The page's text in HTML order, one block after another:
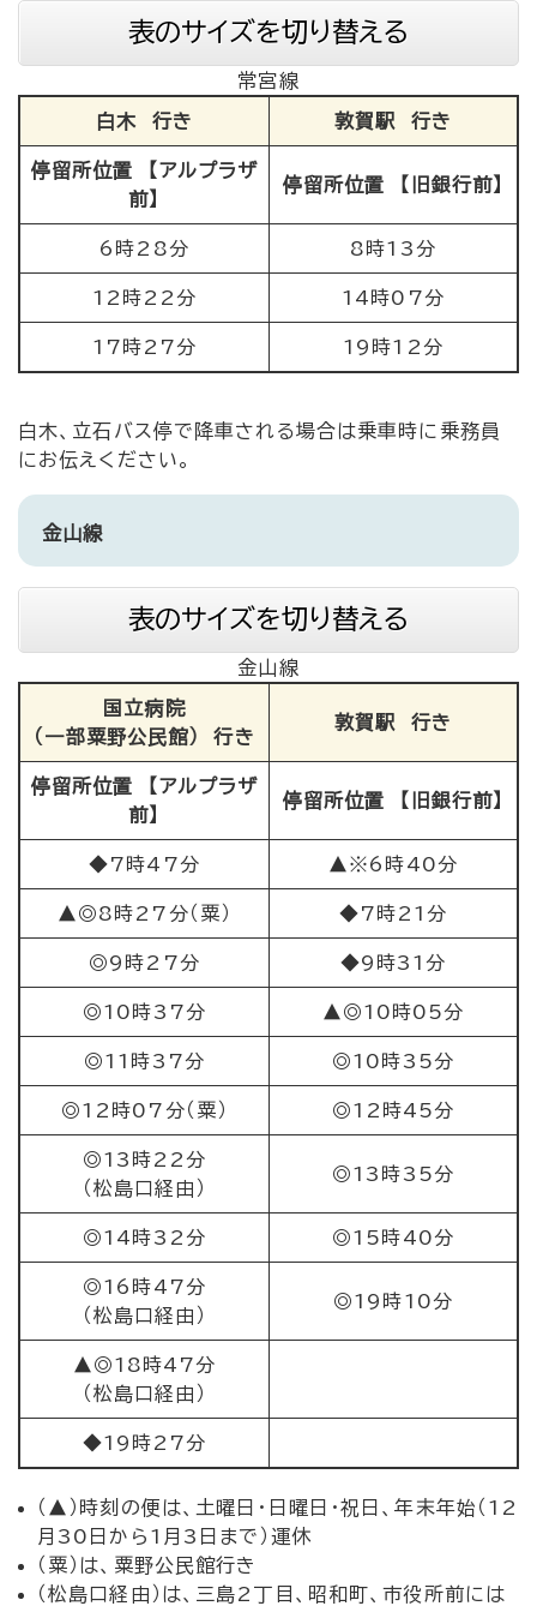
表のサイズを切り替える
常宮線
白木 行き 敦賀駅 行き
停留所位置 【アルプラザ
前】
停留所位置 【旧銀行前】
6時28分 8時13分
12時22分 14時07分
17時27分 19時12分
白木、立石バス停で降車される場合は乗車時に乗務員
にお伝えください。
金山線
表のサイズを切り替える
金山線
国立病院
（一部粟野公民館） 行き
敦賀駅 行き
停留所位置 【アルプラザ
前】
停留所位置 【旧銀行前】
◆7時47分 ▲※6時40分
▲◎8時27分（粟） ◆7時21分
◎9時27分 ◆9時31分
◎10時37分 ▲◎10時05分
◎11時37分 ◎10時35分
◎12時07分（粟） ◎12時45分
◎13時22分
（松島口経由）
◎13時35分
◎14時32分 ◎15時40分
◎16時47分
（松島口経由）
◎19時10分
▲◎18時47分
（松島口経由）
◆19時27分
（▲）時刻の便は、土曜日・日曜日・祝日、年末年始（12
月30日から1月3日まで）運休
（粟）は、粟野公民館行き
（松島口経由）は、三島2丁目、昭和町、市役所前には